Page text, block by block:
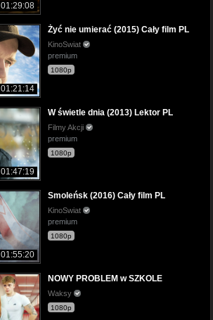
01:29:08
01:21:14
Żyć nie umierać (2015) Cały film PL
KinoSwiat
premium
1080p
01:47:19
W świetle dnia (2013) Lektor PL
Filmy Akcji
premium
1080p
01:55:20
Smoleńsk (2016) Cały film PL
KinoSwiat
premium
1080p
NOWY PROBLEM w SZKOLE
Waksy
1080p